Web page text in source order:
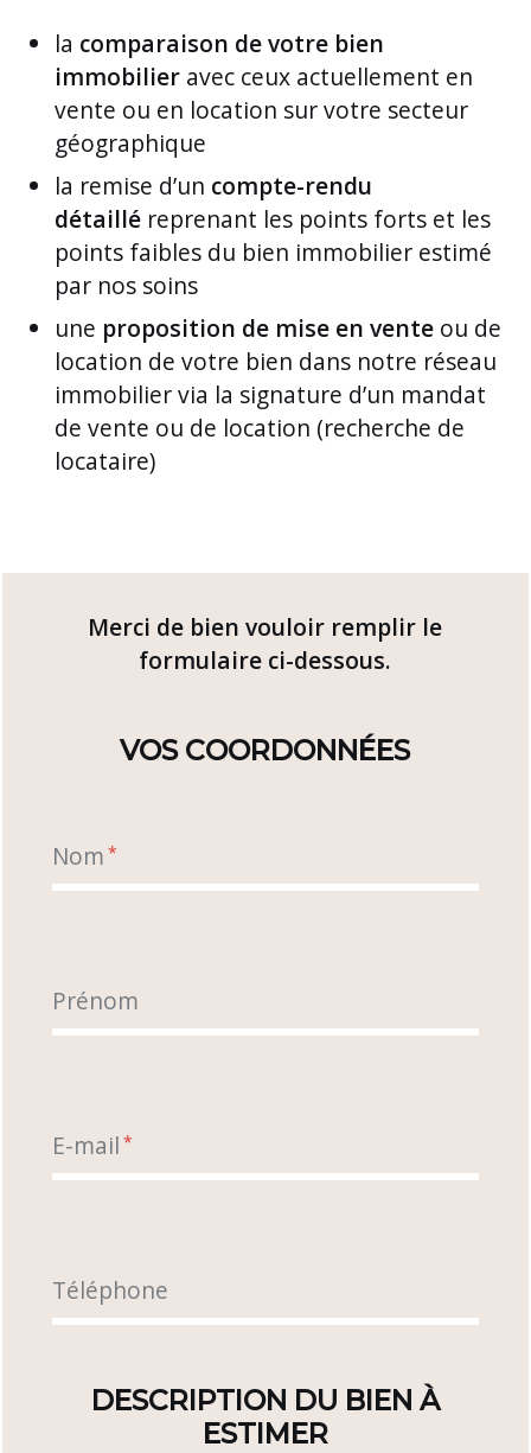
la comparaison de votre bien
immobilier avec ceux actuellement en
vente ou en location sur votre secteur
géographique
la remise d’un compte-rendu
détaillé reprenant les points forts et les
points faibles du bien immobilier estimé
par nos soins
une proposition de mise en vente ou de
location de votre bien dans notre réseau
immobilier via la signature d’un mandat
de vente ou de location (recherche de
locataire)
Merci de bien vouloir remplir le
formulaire ci-dessous.
VOS COORDONNÉES
Nom *
Prénom
E-mail *
Téléphone
DESCRIPTION DU BIEN À
ESTIMER